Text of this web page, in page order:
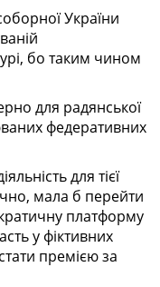
України
бо таким чином
для радянської
федеративних
для тієї
мала б перейти
платформу
у фіктивних
премією за